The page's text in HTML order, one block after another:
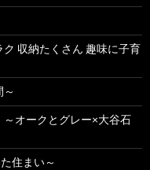
ク 収納たくさん 趣味に子育
～オークとグレー×大谷石
住まい～